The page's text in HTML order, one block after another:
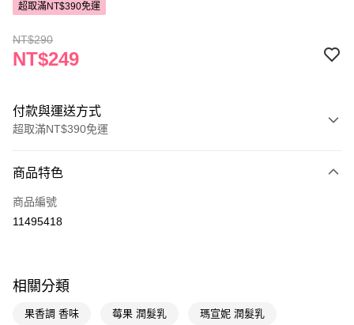
超取滿NT$390免運
NT$290
NT$249
付款與運送方式
超取滿NT$390免運
POYA支付
信用卡一次付款
商品特色
商品編號
11495418
相關分類
果香調 香味 莓果 潤髮乳 瑪宣妮 潤髮乳